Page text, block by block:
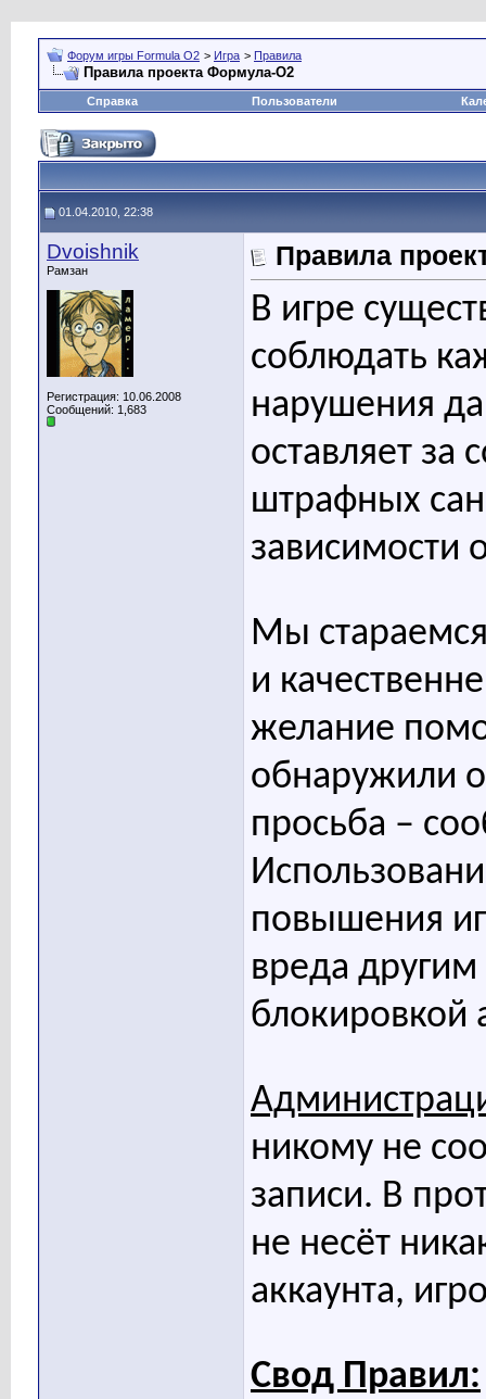
Форум игры Formula O2 > Игра > Правила
Правила проекта Формула-О2
Справка Пользователи
01.04.2010, 22:38
Dvoishnik
Рамзан
Регистрация: 10.06.2008
Сообщений: 1,683
Правила
В игре
соблюдать
нарушения
оставляет за
штрафных
зависимости
Мы
и
желание
обнаружили
просьба –
повышения
вреда другим
блокировкой
никому не
записи. В
не несёт
аккаунта,
Свод Правил: